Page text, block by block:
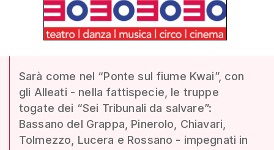
Sarà come nel “Ponte sul fiume Kwai”, con
gli Alleati - nella fattispecie, le truppe
togate dei “Sei Tribunali da salvare”:
Bassano del Grappa, Pinerolo, Chiavari,
Tolmezzo, Lucera e Rossano - impegnati in